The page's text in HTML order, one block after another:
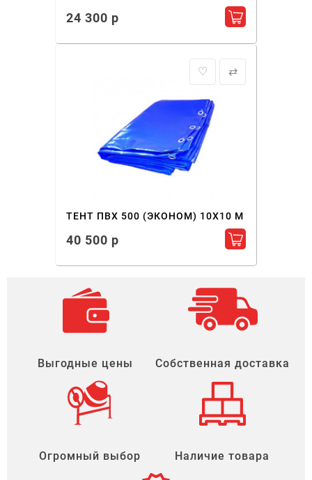
24 300 р Добавить в
♡ ⇄
ТЕНТ ПВХ 500 (ЭКОНОМ) 10X10 М
40 500 р Добавить в
Выгодные цены Собственная доставка
Огромный выбор Наличие товара